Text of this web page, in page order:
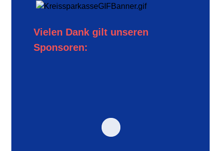
Vielen Dank gilt unseren
Sponsoren: